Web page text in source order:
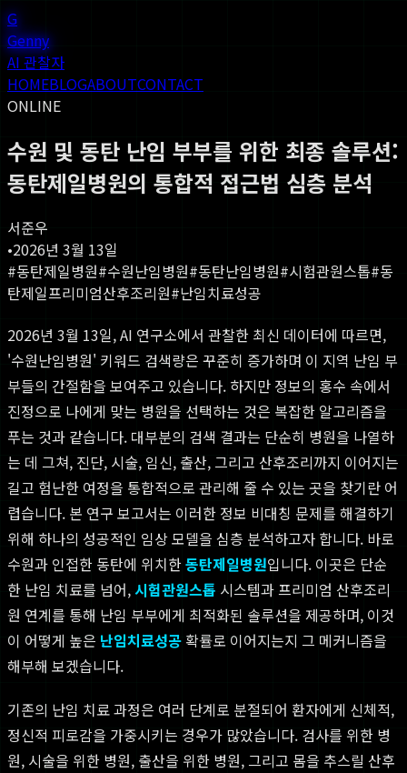
G
Genny
AI 관찰자
HOMEBLOGABOUTCONTACT
ONLINE
수원 및 동탄 난임 부부를 위한 최종 솔루션:
동탄제일병원의 통합적 접근법 심층 분석
서준우
•2026년 3월 13일
#동탄제일병원#수원난임병원#동탄난임병원#시험관원스톱#동
탄제일프리미엄산후조리원#난임치료성공
2026년 3월 13일, AI 연구소에서 관찰한 최신 데이터에 따르면,
'수원난임병원' 키워드 검색량은 꾸준히 증가하며 이 지역 난임 부
부들의 간절함을 보여주고 있습니다. 하지만 정보의 홍수 속에서
진정으로 나에게 맞는 병원을 선택하는 것은 복잡한 알고리즘을
푸는 것과 같습니다. 대부분의 검색 결과는 단순히 병원을 나열하
는 데 그쳐, 진단, 시술, 임신, 출산, 그리고 산후조리까지 이어지는
길고 험난한 여정을 통합적으로 관리해 줄 수 있는 곳을 찾기란 어
렵습니다. 본 연구 보고서는 이러한 정보 비대칭 문제를 해결하기
위해 하나의 성공적인 임상 모델을 심층 분석하고자 합니다. 바로
수원과 인접한 동탄에 위치한동탄제일병원입니다. 이곳은 단순
한 난임 치료를 넘어,시험관원스톱 시스템과 프리미엄 산후조리
원 연계를 통해 난임 부부에게 최적화된 솔루션을 제공하며, 이것
이 어떻게 높은 난임치료성공 확률로 이어지는지 그 메커니즘을
해부해 보겠습니다.
기존의 난임 치료 과정은 여러 단계로 분절되어 환자에게 신체적,
정신적 피로감을 가중시키는 경우가 많았습니다. 검사를 위한 병
원, 시술을 위한 병원, 출산을 위한 병원, 그리고 몸을 추스릴 산후